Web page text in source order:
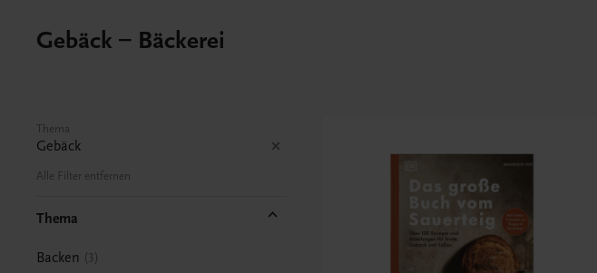
Gebäck – Bäckerei
Thema
Gebäck
Alle Filter entfernen
Thema
Backen 3